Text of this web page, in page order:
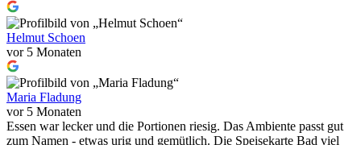
Helmut Schoen
vor 5 Monaten
Maria Fladung
vor 5 Monaten
Essen war lecker und die Portionen riesig. Das Ambiente passt gut
zum Namen - etwas urig und gemütlich. Die Speisekarte Bad viel